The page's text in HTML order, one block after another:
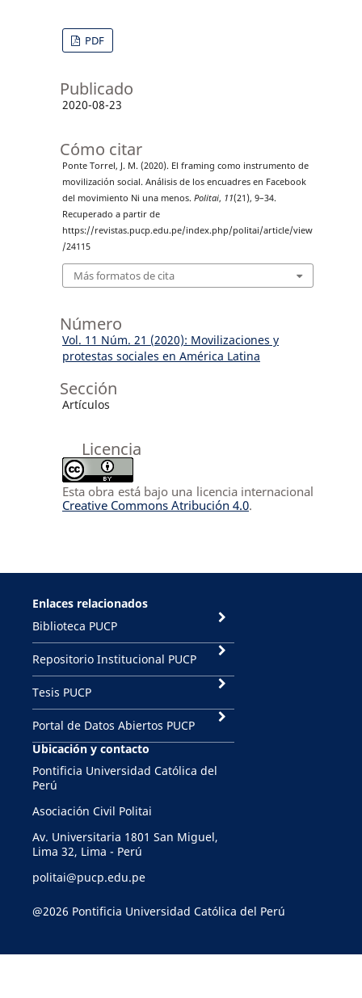
PDF
Publicado
2020-08-23
Cómo citar
Ponte Torrel, J. M. (2020). El framing como instrumento de
movilización social. Análisis de los encuadres en Facebook
del movimiento Ni una menos. Politai, 11(21), 9–34.
Recuperado a partir de
https://revistas.pucp.edu.pe/index.php/politai/article/view
/24115
Más formatos de cita
Número
Vol. 11 Núm. 21 (2020): Movilizaciones y
protestas sociales en América Latina
Sección
Artículos
Licencia
Esta obra está bajo una licencia internacional
Creative Commons Atribución 4.0.
Enlaces relacionados
Biblioteca PUCP
Repositorio Institucional PUCP
Tesis PUCP
Portal de Datos Abiertos PUCP
Ubicación y contacto
Pontificia Universidad Católica del
Perú
Asociación Civil Politai
Av. Universitaria 1801 San Miguel,
Lima 32, Lima - Perú
politai@pucp.edu.pe
@2026 Pontificia Universidad Católica del Perú